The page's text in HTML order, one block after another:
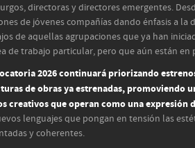
directoras y directores emergentes.
de jóvenes compañías dando énfasis a la
de aquellas agrupaciones que ya han
de trabajo particular, pero que aún están en
2026 continuará priorizando
de obras ya estrenadas, promoviendo
creativos que operan como una expresión
lenguajes que pongan en tensión las
y coherentes.